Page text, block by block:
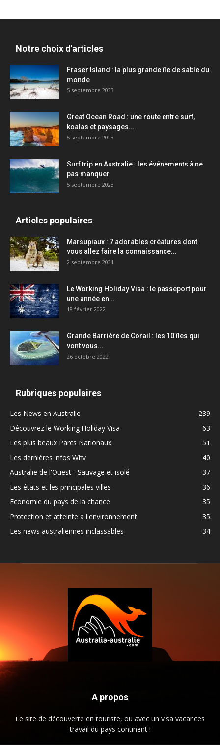
Notre choix d'articles
Fraser Island : la plus grande île de sable du
monde
5 septembre 2023
Great Ocean Road : une route entre surf,
koalas et paysages...
5 septembre 2023
Surf trip en Australie : les événements à ne
pas manquer
5 septembre 2023
Articles populaires
Marsupiaux : 7 adorables créatures dont
vous allez faire la connaissance...
2 septembre 2021
Le Working Holiday Visa : le passeport pour
une année en...
18 février 2022
Grande Barrière de Corail : les 10 îles qui
vont vous...
26 octobre 2022
Rubriques populaires
Les News en Australie
239
Découvrez le Working Holiday Visa
63
Les plus beaux Parcs Nationaux
51
Les dernières infos Whv
40
Australie de l'Ouest - Sauvage et isolé
37
Les états et les principales villes
36
Economie du pays de la chance
35
Protection et atteinte à l'environnement
35
Les news australiennes inclassables
34
A propos
Le site de découverte en touriste, ou avec un visa vacances
travail du pays continent !